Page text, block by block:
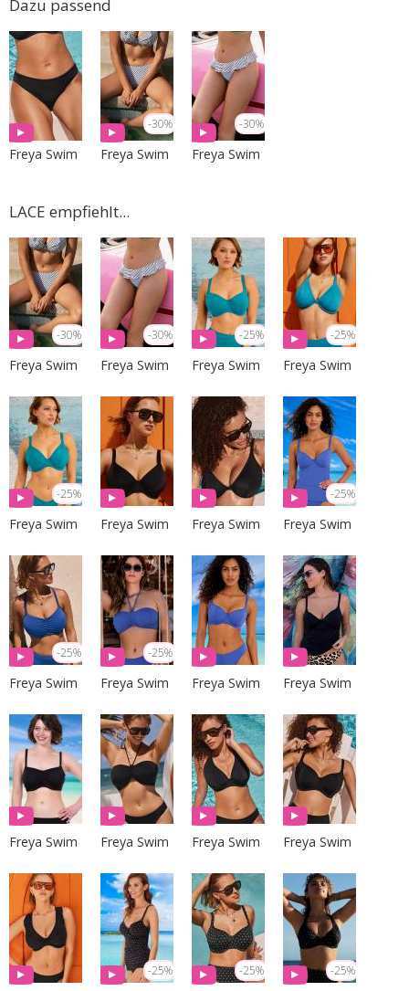
Dazu passend
Freya Swim
-30%
Freya Swim
-30%
Freya Swim
LACE empfiehlt...
-30%
Freya Swim
-30%
Freya Swim
-25%
Freya Swim
-25%
Freya Swim
-25%
Freya Swim Freya Swim Freya Swim
-25%
Freya Swim
-25%
Freya Swim
-25%
Freya Swim Freya Swim Freya Swim
Freya Swim Freya Swim Freya Swim Freya Swim
-25% -25% -25%